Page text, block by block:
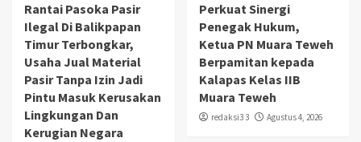
Rantai Pasoka Pasir
Ilegal Di Balikpapan
Timur Terbongkar,
Usaha Jual Material
Pasir Tanpa Izin Jadi
Pintu Masuk Kerusakan
Lingkungan Dan
Kerugian Negara
Perkuat Sinergi
Penegak Hukum,
Ketua PN Muara Teweh
Berpamitan kepada
Kalapas Kelas IIB
Muara Teweh
redaksi3 3 Agustus 4, 2026